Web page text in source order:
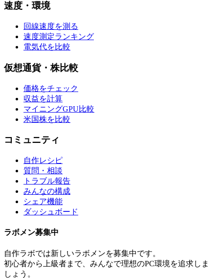
速度・環境
回線速度を測る
速度測定ランキング
電気代を比較
仮想通貨・株比較
価格をチェック
収益を計算
マイニングGPU比較
米国株を比較
コミュニティ
自作レシピ
質問・相談
トラブル報告
みんなの構成
シェア機能
ダッシュボード
ラボメン募集中
自作ラボでは新しいラボメンを募集中です。
初心者から上級者まで、みんなで理想のPC環境を追求しま
しょう。